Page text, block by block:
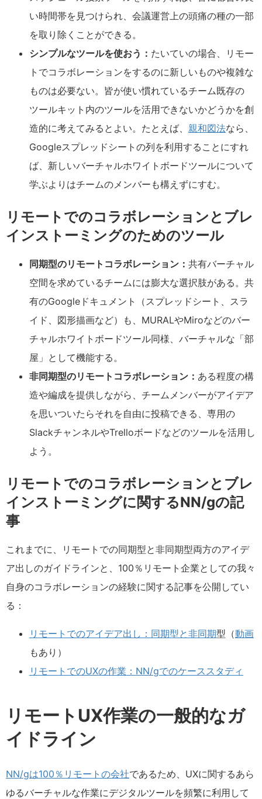
い時間帯を見つけられ、会議運営上の頭痛の種の一部
を取り除くことができる。
シンプルなツールを使おう： たいていの場合、リモー
トでコラボレーションをするのに新しいものや複雑な
ものは必要ない。皆が使い慣れているチーム既存の
ツールキット内のツールを活用できないかどうかを創
造的に考えてみるとよい。たとえば、 親和図法なら、
Googleスプレッドシートの列を利用することにすれ
ば、新しいバーチャルホワイトボードツールについて
学ぶよりはチームのメンバーも構えずにすむ。
リモートでのコラボレーションとブレ
インストーミングのためのツール
同期型のリモートコラボレーション： 共有バーチャル
空間を求めているチームには膨大な選択肢がある。共
有のGoogleドキュメント（スプレッドシート、スラ
イド、図形描画など）も、MURALやMiroなどのバー
チャルホワイトボードツール同様、バーチャルな「部
屋」として機能する。
非同期型のリモートコラボレーション： ある程度の構
造や編成を提供しながら、チームメンバーがアイデア
を思いついたらそれを自由に投稿できる、専用の
SlackチャンネルやTrelloボードなどのツールを活用し
よう。
リモートでのコラボレーションとブレ
インストーミングに関するNN/gの記
事
これまでに、リモートでの同期型と非同期型両方のアイデ
ア出しのガイドラインと、100％リモート企業としての我々
自身のコラボレーションの経験に関する記事を公開してい
る：
リモートでのアイデア出し：同期型と非同期型（動画
もあり）
リモートでのUXの作業：NN/gでのケーススタディ
リモートUX作業の一般的なガ
イドライン
NN/gは100％リモートの会社であるため、UXに関するあら
ゆるバーチャルな作業にデジタルツールを頻繁に利用して